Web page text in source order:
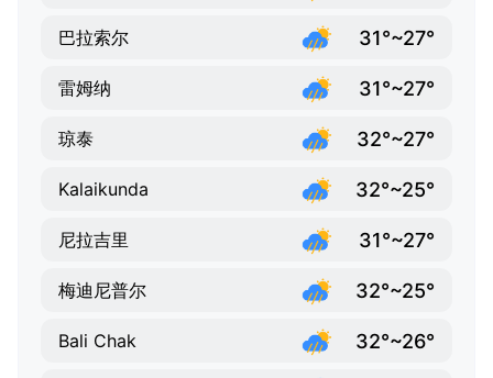
巴拉索尔 31°~27°
雷姆纳 31°~27°
琼泰 32°~27°
Kalaikunda 32°~25°
尼拉吉里 31°~27°
梅迪尼普尔 32°~25°
Bali Chak 32°~26°